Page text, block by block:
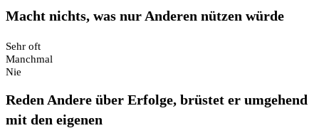
Macht nichts, was nur Anderen nützen würde
Sehr oft
Manchmal
Nie
Reden Andere über Erfolge, brüstet er umgehend
mit den eigenen